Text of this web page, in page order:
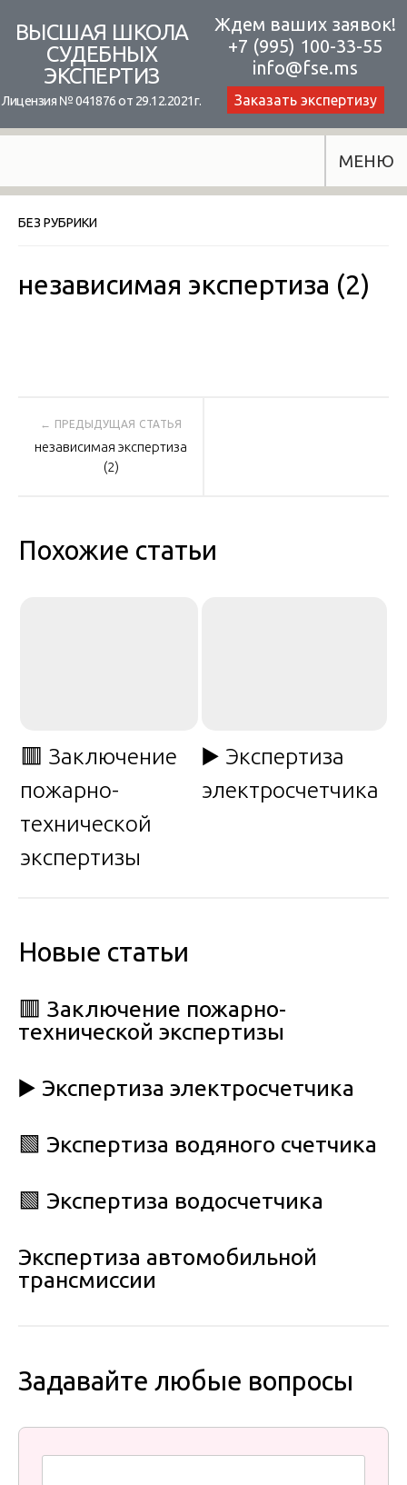
content
ВЫСШАЯ ШКОЛА
СУДЕБНЫХ
ЭКСПЕРТИЗ
Лицензия № 041876 от 29.12.2021г.
Ждем ваших заявок!
+7 (995) 100-33-55
info@fse.ms
Заказать экспертизу
МЕНЮ
БЕЗ РУБРИКИ
независимая экспертиза (2)
Навигация
независимая экспертиза
(2)
Похожие статьи
🟥 Заключение
пожарно-
технической
экспертизы
▶️ Экспертиза
электросчетчика
Новые статьи
🟥 Заключение пожарно-
технической экспертизы
▶️ Экспертиза электросчетчика
🟩 Экспертиза водяного счетчика
🟩 Экспертиза водосчетчика
Экспертиза автомобильной
трансмиссии
Задавайте любые вопросы